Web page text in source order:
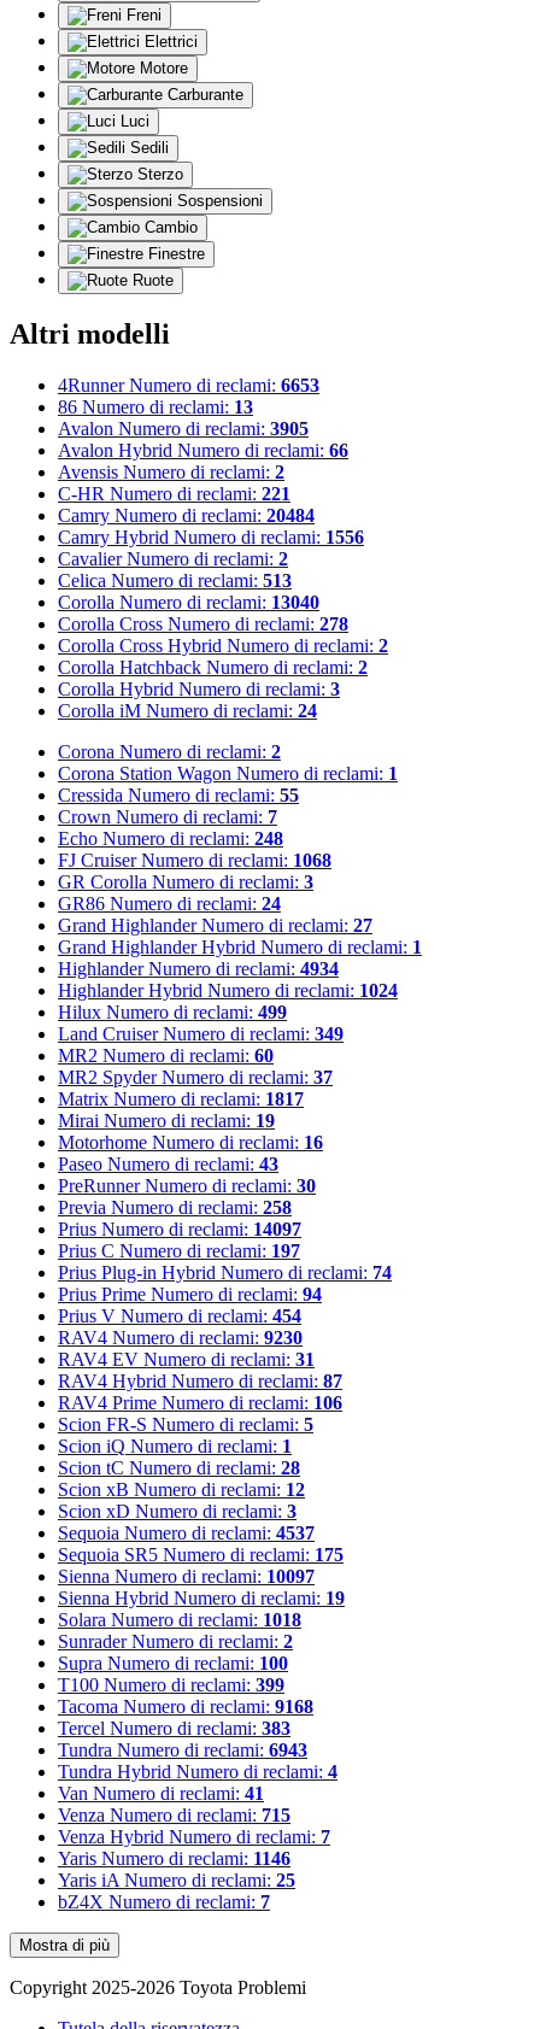
Freni
Elettrici
Motore
Carburante
Luci
Sedili
Sterzo
Sospensioni
Cambio
Finestre
Ruote
Altri modelli
4Runner Numero di reclami: 6653
86 Numero di reclami: 13
Avalon Numero di reclami: 3905
Avalon Hybrid Numero di reclami: 66
Avensis Numero di reclami: 2
C-HR Numero di reclami: 221
Camry Numero di reclami: 20484
Camry Hybrid Numero di reclami: 1556
Cavalier Numero di reclami: 2
Celica Numero di reclami: 513
Corolla Numero di reclami: 13040
Corolla Cross Numero di reclami: 278
Corolla Cross Hybrid Numero di reclami: 2
Corolla Hatchback Numero di reclami: 2
Corolla Hybrid Numero di reclami: 3
Corolla iM Numero di reclami: 24
Corona Numero di reclami: 2
Corona Station Wagon Numero di reclami: 1
Cressida Numero di reclami: 55
Crown Numero di reclami: 7
Echo Numero di reclami: 248
FJ Cruiser Numero di reclami: 1068
GR Corolla Numero di reclami: 3
GR86 Numero di reclami: 24
Grand Highlander Numero di reclami: 27
Grand Highlander Hybrid Numero di reclami: 1
Highlander Numero di reclami: 4934
Highlander Hybrid Numero di reclami: 1024
Hilux Numero di reclami: 499
Land Cruiser Numero di reclami: 349
MR2 Numero di reclami: 60
MR2 Spyder Numero di reclami: 37
Matrix Numero di reclami: 1817
Mirai Numero di reclami: 19
Motorhome Numero di reclami: 16
Paseo Numero di reclami: 43
PreRunner Numero di reclami: 30
Previa Numero di reclami: 258
Prius Numero di reclami: 14097
Prius C Numero di reclami: 197
Prius Plug-in Hybrid Numero di reclami: 74
Prius Prime Numero di reclami: 94
Prius V Numero di reclami: 454
RAV4 Numero di reclami: 9230
RAV4 EV Numero di reclami: 31
RAV4 Hybrid Numero di reclami: 87
RAV4 Prime Numero di reclami: 106
Scion FR-S Numero di reclami: 5
Scion iQ Numero di reclami: 1
Scion tC Numero di reclami: 28
Scion xB Numero di reclami: 12
Scion xD Numero di reclami: 3
Sequoia Numero di reclami: 4537
Sequoia SR5 Numero di reclami: 175
Sienna Numero di reclami: 10097
Sienna Hybrid Numero di reclami: 19
Solara Numero di reclami: 1018
Sunrader Numero di reclami: 2
Supra Numero di reclami: 100
T100 Numero di reclami: 399
Tacoma Numero di reclami: 9168
Tercel Numero di reclami: 383
Tundra Numero di reclami: 6943
Tundra Hybrid Numero di reclami: 4
Van Numero di reclami: 41
Venza Numero di reclami: 715
Venza Hybrid Numero di reclami: 7
Yaris Numero di reclami: 1146
Yaris iA Numero di reclami: 25
bZ4X Numero di reclami: 7
Mostra di più
Copyright 2025-2026 Toyota Problemi